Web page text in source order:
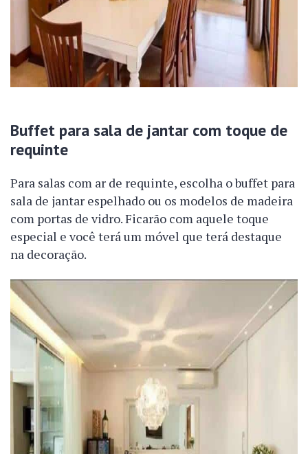
Buffet para sala de jantar com toque de
requinte
Para salas com ar de requinte, escolha o buffet para
sala de jantar espelhado ou os modelos de madeira
com portas de vidro. Ficarão com aquele toque
especial e você terá um móvel que terá destaque
na decoração.